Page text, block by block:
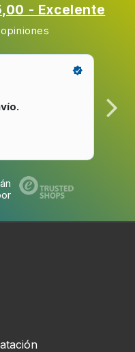
la cesta superior
vajilla
- Excelente